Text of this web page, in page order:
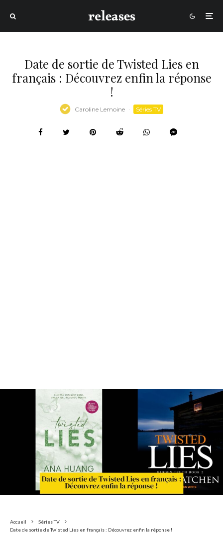
Date de sortie de Twisted Lies en
français : Découvrez enfin la réponse
!
Caroline Lemoine · Séries TV
Accueil
Séries TV
Date de sortie de Twisted Lies en français : Découvrez enfin la réponse !